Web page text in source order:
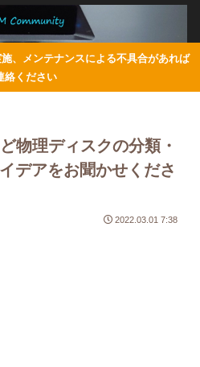
、メンテナンスによる不具合があれば
絡ください
物理ディスクの分類・
デアをお聞かせくださ
2022.03.01 7:38